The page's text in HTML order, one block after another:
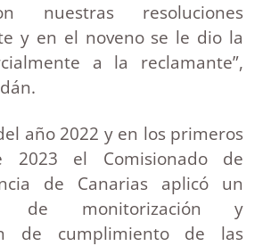
nuestras resoluciones
y en el noveno se le dio la
a la reclamante”,
año 2022 y en los primeros
2023 el Comisionado de
de Canarias aplicó un
de monitorización y
de cumplimiento de las